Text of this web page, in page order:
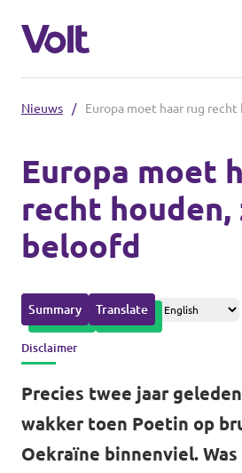
Volt Amsterdam
Volt Arnhem
Volt Delft
...alle Volt gemeenten
Afdelingen in de
Volt Drenthe
Volt Fryslân
Standpunten
Over Volt
Mensen
Nieuws
Agenda
Nieuws / Europa moet haar rug recht
Europa moet
recht houden,
beloofd
Summary Translate
Disclaimer
Precies twee jaar
wakker toen Poetin op
Oekraïne binnenviel. Was